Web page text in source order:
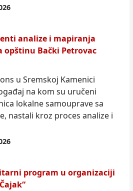
analize i mapiranja
opštinu Bački Petrovac
u Sremskoj Kamenici
na kom su uručeni
lokalne samouprave sa
nastali kroz proces analize i
program u organizaciji